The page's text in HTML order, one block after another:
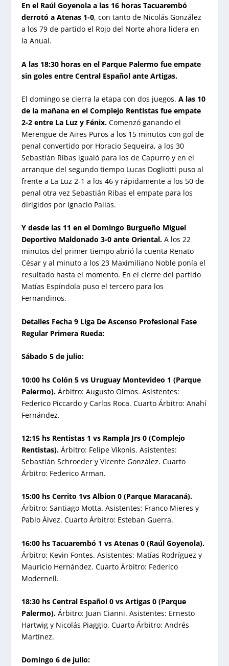
En el Raúl Goyenola a las 16 horas Tacuarembó
derrotó a Atenas 1-0, con tanto de Nicolás González
a los 79 de partido el Rojo del Norte ahora lidera en
la Anual.
A las 18:30 horas en el Parque Palermo fue empate
sin goles entre Central Español ante Artigas.
El domingo se cierra la etapa con dos juegos.A las 10
de la mañana en el Complejo Rentistas fue empate
2-2 entre La Luz y Fénix. Comenzó ganando el
Merengue de Aires Puros a los 15 minutos con gol de
penal convertido por Horacio Sequeira, a los 30
Sebastián Ribas igualó para los de Capurro y en el
arranque del segundo tiempo Lucas Dogliotti puso al
frente a La Luz 2-1 a los 46 y rápidamente a los 50 de
penal otra vez Sebastián Ribas el empate para los
dirigidos por Ignacio Pallas.
Y desde las 11 en el Domingo Burgueño Miguel
Deportivo Maldonado 3-0 ante Oriental. A los 22
minutos del primer tiempo abrió la cuenta Renato
César y al minuto a los 23 Maximiliano Noble ponía el
resultado hasta el momento. En el cierre del partido
Matías Espíndola puso el tercero para los
Fernandinos.
Detalles Fecha 9 Liga De Ascenso Profesional Fase
Regular Primera Rueda:
Sábado 5 de julio:
10:00 hs Colón 5 vs Uruguay Montevideo 1 (Parque
Palermo). Árbitro: Augusto Olmos. Asistentes:
Federico Piccardo y Carlos Roca. Cuarto Árbitro: Anahí
Fernández.
12:15 hs Rentistas 1 vs Rampla Jrs 0 (Complejo
Rentistas). Árbitro: Felipe Vikonis. Asistentes:
Sebastián Schroeder y Vicente González. Cuarto
Árbitro: Federico Arman.
15:00 hs Cerrito 1vs Albion 0 (Parque Maracaná).
Árbitro: Santiago Motta. Asistentes: Franco Mieres y
Pablo Álvez. Cuarto Árbitro: Esteban Guerra.
16:00 hs Tacuarembó 1 vs Atenas 0 (Raúl Goyenola).
Árbitro: Kevin Fontes. Asistentes: Matías Rodríguez y
Mauricio Hernández. Cuarto Árbitro: Federico
Modernell.
18:30 hs Central Español 0 vs Artigas 0 (Parque
Palermo). Árbitro: Juan Cianni. Asistentes: Ernesto
Hartwig y Nicolás Piaggio. Cuarto Árbitro: Andrés
Martínez.
Domingo 6 de julio: